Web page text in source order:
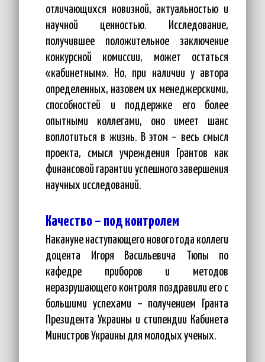
отличающихся новизной, актуальностью и
научной ценностью. Исследование,
получившее положительное заключение
конкурсной комиссии, может остаться
«кабинетным». Но, при наличии у автора
определенных, назовем их менеджерскими,
способностей и поддержке его более
опытными коллегами, оно имеет шанс
воплотиться в жизнь. В этом – весь смысл
проекта, смысл учреждения Грантов как
финансовой гарантии успешного завершения
научных исследований.
Качество – под контролем
Накануне наступающего нового года коллеги
доцента Игоря Васильевича Тюпы по
кафедре приборов и методов
неразрушающего контроля поздравили его с
большими успехами – получением Гранта
Президента Украины и стипендии Кабинета
Министров Украины для молодых ученых.